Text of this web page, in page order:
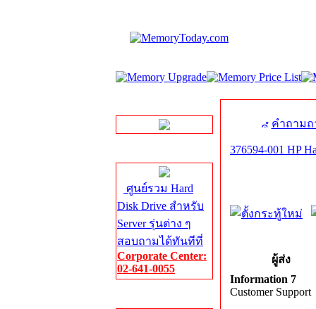
ศูนย์รวม Hard
Disk Drive สำหรับ
Server รุ่นต่าง ๆ
สอบถามได้ทันทีที่
Corporate Center:
02-641-0055
คำถาม
376594-001 HP
ผู้ส่ง
Information 7
Customer Support